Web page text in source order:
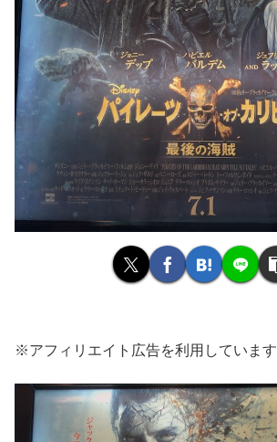
※アフィリエイト広告を利用しています